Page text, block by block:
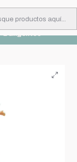
2 angelitos